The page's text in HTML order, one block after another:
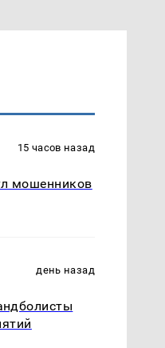
15 часов назад
мошенников
день назад